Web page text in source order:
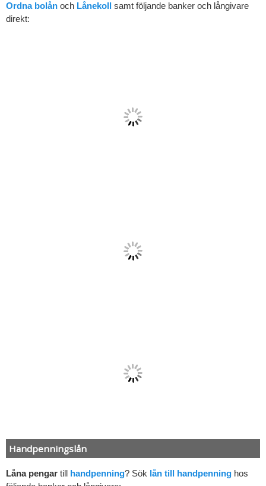
Ordna bolån och Lånekoll samt följande banker och långivare
direkt:
Handpenningslån
Låna pengar till handpenning? Sök lån till handpenning hos